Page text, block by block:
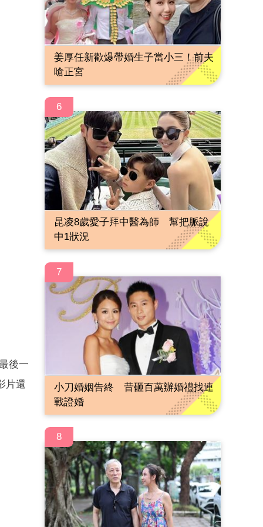
後一
片還
姜厚任新歡爆帶婚生子當小三！前夫
嗆正宮
6
昆凌8歲愛子拜中醫為師 幫把脈說
中1狀況
7
小刀婚姻告終 昔砸百萬辦婚禮找連
戰證婚
8